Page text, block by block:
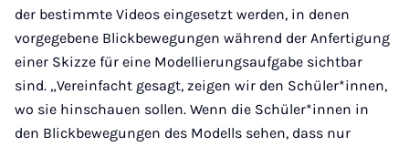
der bestimmte Videos eingesetzt werden, in denen
vorgegebene Blickbewegungen während der Anfertigung
einer Skizze für eine Modellierungsaufgabe sichtbar
sind. „Vereinfacht gesagt, zeigen wir den Schüler*innen,
wo sie hinschauen sollen. Wenn die Schüler*innen in
den Blickbewegungen des Modells sehen, dass nur